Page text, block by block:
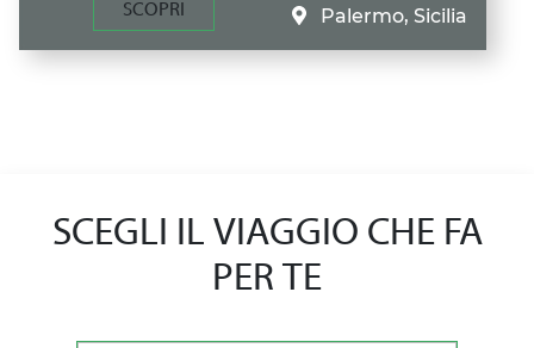
SCOPRI
Palermo, Sicilia
SCEGLI IL VIAGGIO CHE FA
PER TE